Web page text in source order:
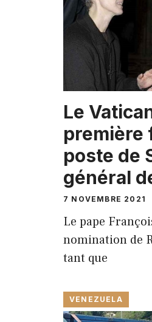
Le
première
poste de
général
7 NOVEMBRE 2021
Le pape
nomination de
tant que
VENEZUELA